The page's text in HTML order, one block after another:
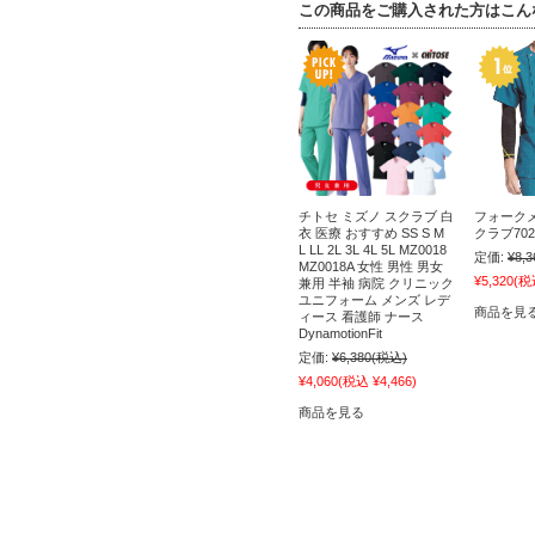
この商品をご購入された方はこ
チトセ ミズノ スクラブ 白
衣 医療 おすすめ SS S M
L LL 2L 3L 4L 5L MZ0018
MZ0018A 女性 男性 男女
兼用 半袖 病院 クリニック
ユニフォーム メンズ レデ
ィース 看護師 ナース
DynamotionFit
定価: ¥6,380(税込)
¥4,060(税込 ¥4,466)
商品を見る
フォーク
クラブ
定価:
¥5,320(税
商品を見